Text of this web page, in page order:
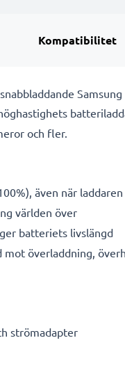
Kompatibilitet
och fler.
även när
världen över
batteriets livslängd
mot överladdning,
strömadapter